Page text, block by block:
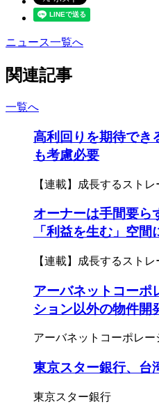
ニュース一覧へ
関連記事
一覧へ
高利回りを期待でき
も考慮必要
【連載】成長するスト
オーナーは手間要ら
「利益を生む」空間
【連載】成長するスト
アーバネットコーポ
ション以外の物件開
アーバネットコーポレー
東京スター銀行、台
東京スター銀行